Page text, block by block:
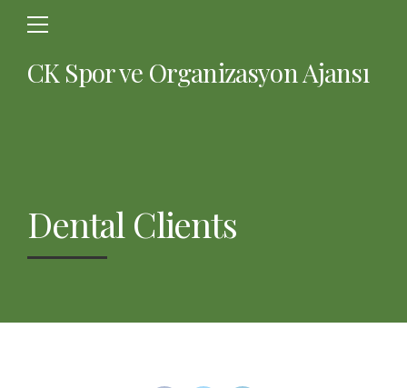
CK Spor ve Organizasyon Ajansı
Dental Clients